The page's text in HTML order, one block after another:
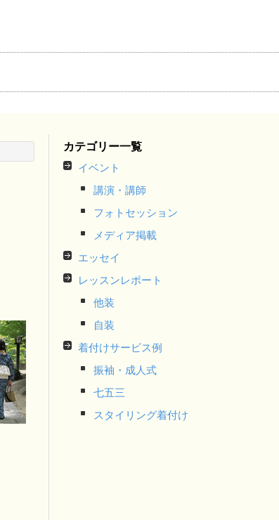
カテゴリー一覧
イベント
講演・講師
フォトセッション
メディア掲載
エッセイ
レッスンレポート
他装
自装
着付けサービス例
振袖・成人式
七五三
スタイリング着付け